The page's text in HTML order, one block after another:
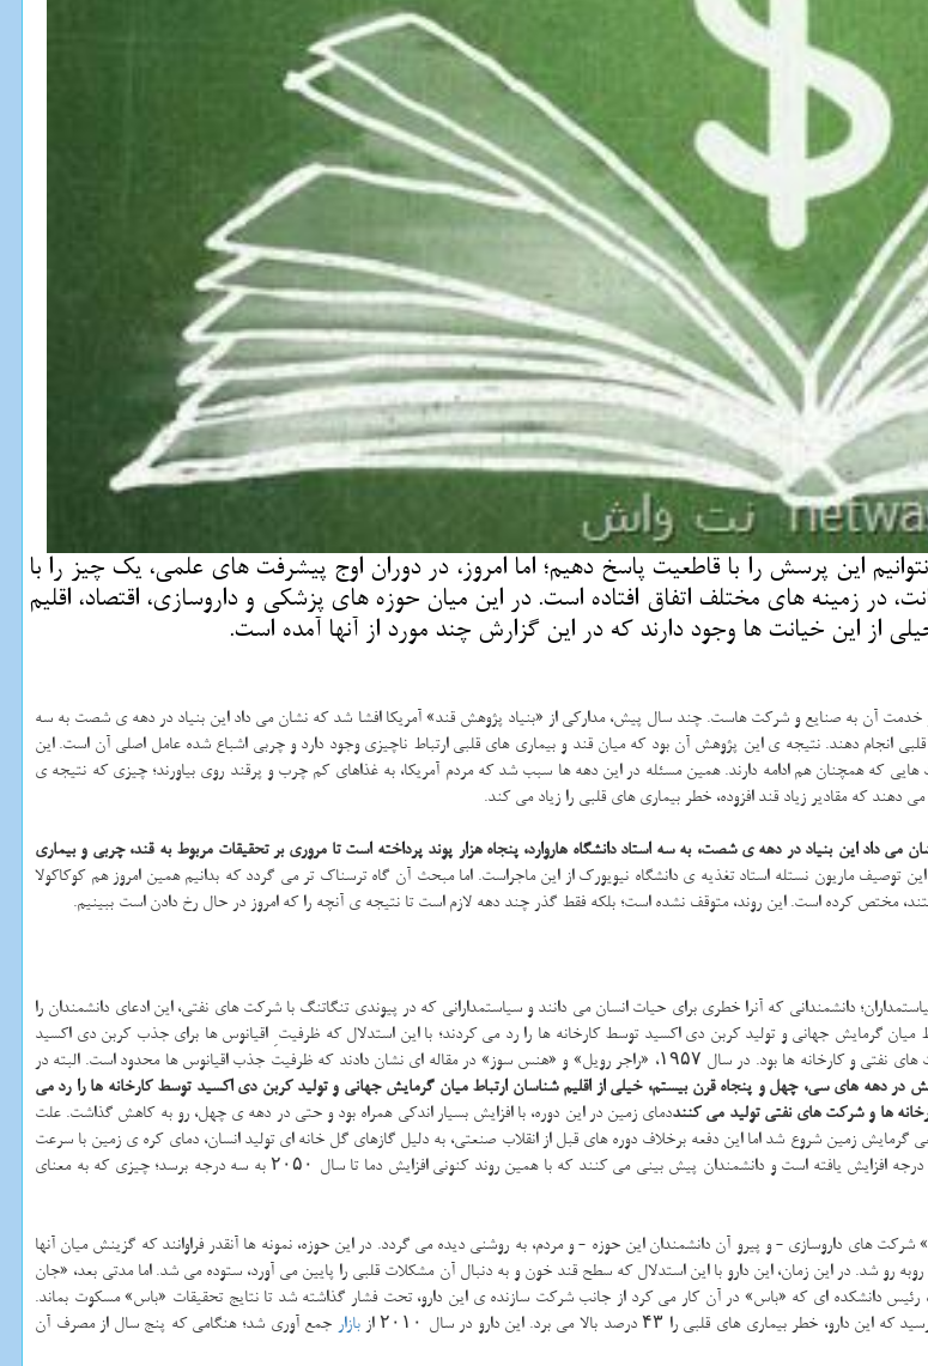
این پرسش را با قاطعیت پاسخ دهیم؛ اما امروز، در دوران اوج پیشرفت های علمی، یك چیز را با
در زمینه های مختلف اتفاق افتاده است. در این میان حوزه های پزشكی و داروسازی، اقتصاد، اقلیم
از این خیانت ها وجود دارند كه در این گزارش چند مورد از آنها آمده است.
و خدمت آن به صنایع و شركت هاست. چند سال پیش، مداركی از «بنیاد پژوهش قند» آمریكا افشا شد كه نشان می داد این بنیاد در دهه ی شصت به سه
قلبی انجام دهند. نتیجه ی این پژوهش آن بود كه میان قند و بیماری های قلبی ارتباط ناچیزی وجود دارد و چربی اشباع شده عامل اصلی آن است. این
هایی كه همچنان هم ادامه دارند. همین مسئله در این دهه ها سبب شد كه مردم آمریكا، به غذاهای كم چرب و پرقند روی بیاورند؛ چیزی كه نتیجه ی
دهند كه مقادیر زیاد قند افزوده، خطر بیماری های قلبی را زیاد می كند.
داد این بنیاد در دهه ی شصت، به سه استاد دانشگاه هاروارد، پنجاه هزار پوند پرداخته است تا مروری بر تحقیقات مربوط به قند، چربی و بیماری
توصیف ماریون نستله استاد تغذیه ی دانشگاه نیویورك از این ماجراست. اما مبحث آن گاه ترسناك تر می گردد كه بدانیم همین امروز هم كوكاكولا
مختص كرده است. این روند، متوقف نشده است؛ بلكه فقط گذر چند دهه لازم است تا نتیجه ی آنچه را كه امروز در حال رخ دادن است ببینیم.
دانشمندانی كه آنرا خطری برای حیات انسان می دانند و سیاستمدارانی كه در پیوندی تنگاتنگ با شركت های نفتی، این ادعای دانشمندان را
گرمایش جهانی و تولید كربن دی اكسید توسط كارخانه ها را رد می كردند؛ با این استدلال كه ظرفیت ِ اقیانوس ها برای جذب كربن دی اكسید
بسیار بیشتر از میزانی است كه كارخانه ها و شركت های نفتی تولید می كنند؛ چیزی كه دقیقا باب میل شركت های نفتی و كارخانه ها بود. در سال ۱۹۵۷، «راجر رویل» و «هنس سوز» در مقاله ای نشان دادند كه ظرفیت جذب اقیانوس ها محدود است. البته در
در دهه های سی، چهل و پنجاه قرن بیستم، خیلی از اقلیم شناسان ارتباط میان گرمایش جهانی و تولید كربن دی اكسید توسط كارخانه ها را رد می
ها و شركت های نفتی تولید می كننددمای زمین در این دوره، با افزایش بسیار اندكی همراه بود و حتی در دهه ی چهل، رو به كاهش گذاشت. علت
حدود ۱۹۵۰ به آخر رسید؛ از آن زمان، دوره ی طبیعی گرمایش زمین شروع شد اما این دفعه برخلاف دوره های قبل از انقلاب صنعتی، به دلیل گازهای گل خانه ای تولید انسان، دمای كره ی زمین با سرعت
و شدتی غیرمعمول آغاز به افزایش كرد. امروزه دما به نسبت میانگین سال های ۱۹۵۰ تا ۱۹۸۰، هشت دهم درجه افزایش یافته است و دانشمندان پیش بینی می كنند كه با همین روند كنونی افزایش دما تا سال ۲۰۵۰ به سه درجه برسد؛ چیزی كه به معنای
های داروسازی - و پیرو آن دانشمندان این حوزه - و مردم، به روشنی دیده می گردد. در این حوزه، نمونه ها آنقدر فراوانند كه گزینش میان آنها
روبه رو شد. در این زمان، این دارو با این استدلال كه سطح قند خون و به دنبال آن مشكلات قلبی را پایین می آورد، ستوده می شد. اما مدتی بعد، «جان
رئیس دانشكده ای كه «باس» در آن كار می كرد از جانب شركت سازنده ی این دارو، تحت فشار گذاشته شد تا نتایج تحقیقات «باس» مسكوت بماند.
های قلبی را ۴۳ درصد بالا می برد. این دارو در سال ۲۰۱۰ از بازار جمع آوری شد؛ هنگامی كه پنج سال از مصرف آن